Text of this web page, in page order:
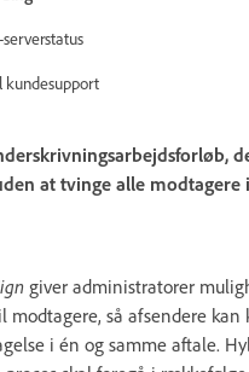
kundesupport
at tvinge alle modtagere
giver administratorer
modtagere, så afsendere
i én og samme aftale.